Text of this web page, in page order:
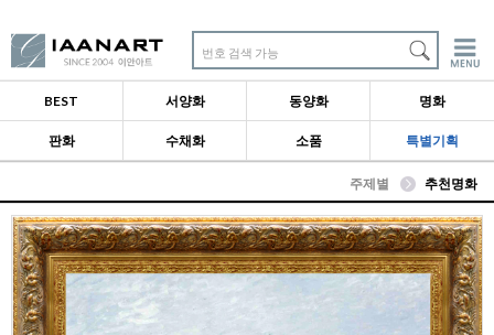
번호 검색 가능
BEST 서양화 동양화 명화
판화 수채화 소품 특별기획
주제별 추천명화